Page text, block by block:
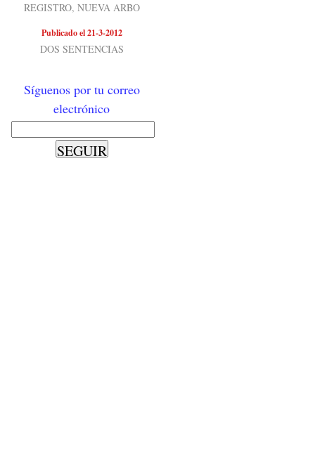
REGISTRO, NUEVA ARBO
Publicado el 21-3-2012
DOS SENTENCIAS
Síguenos por tu correo
electrónico